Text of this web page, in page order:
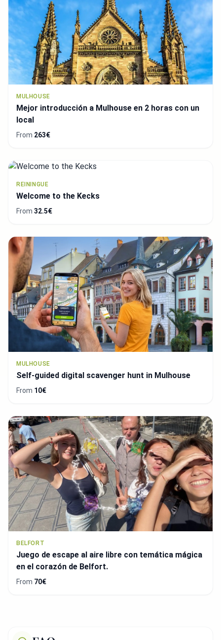
MULHOUSE
Mejor introducción a Mulhouse en 2 horas con un
local
From 263€
REININGUE
Welcome to the Kecks
From 32.5€
MULHOUSE
Self-guided digital scavenger hunt in Mulhouse
From 10€
BELFORT
Juego de escape al aire libre con temática mágica
en el corazón de Belfort.
From 70€